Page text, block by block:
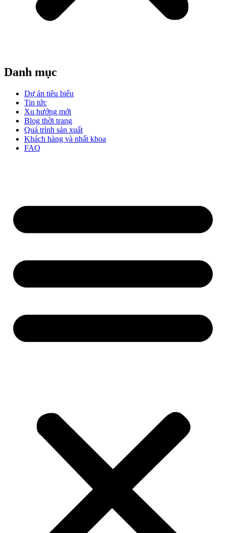
Danh mục
Dự án tiêu biểu
Tin tức
Xu hướng mới
Blog thời trang
Quá trình sản xuất
Khách hàng và nhất khoa
FAQ